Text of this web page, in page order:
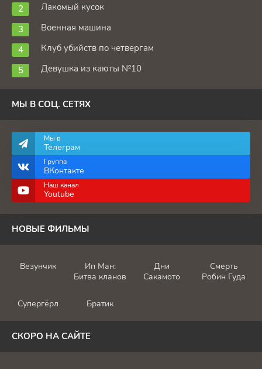
Лакомый кусок
Военная машина
Клуб убийств по четвергам
Девушка из каюты №10
МЫ В СОЦ. СЕТЯХ
Мы в
Телеграм
Группа
ВКонтакте
Наш канал
Youtube
НОВЫЕ ФИЛЬМЫ
Везунчик
Ип Ман:
Битва кланов
Дни
Сакамото
Смерть
Робин Гуда
Супергёрл Братик
СКОРО НА САЙТЕ